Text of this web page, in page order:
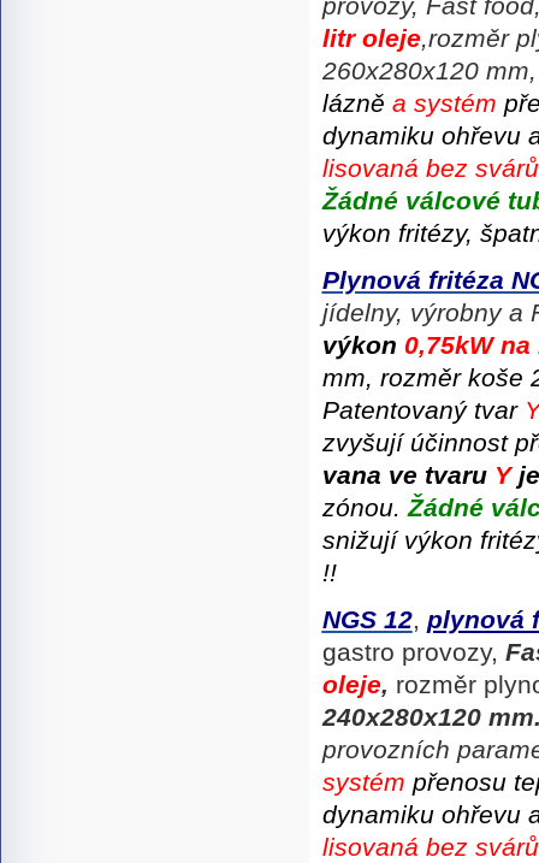
litr oleje,rozměr
260x280x120
lázně a systém
dynamiku ohřevu
lisovaná bez
Žádné válcové
výkon fritézy,
Plynová fritéza
jídelny, výrobny a
výkon 0,75kW
mm, rozměr koše
Patentovaný tvar
zvyšují účinnost
vana ve tvaru Y
zónou.Žádné
snižují výkon
!!
NGS 12, plynová
gastro provozy,
oleje, rozměr
240x280x120
provozních
systém přenosu
dynamiku ohřevu
lisovaná bez